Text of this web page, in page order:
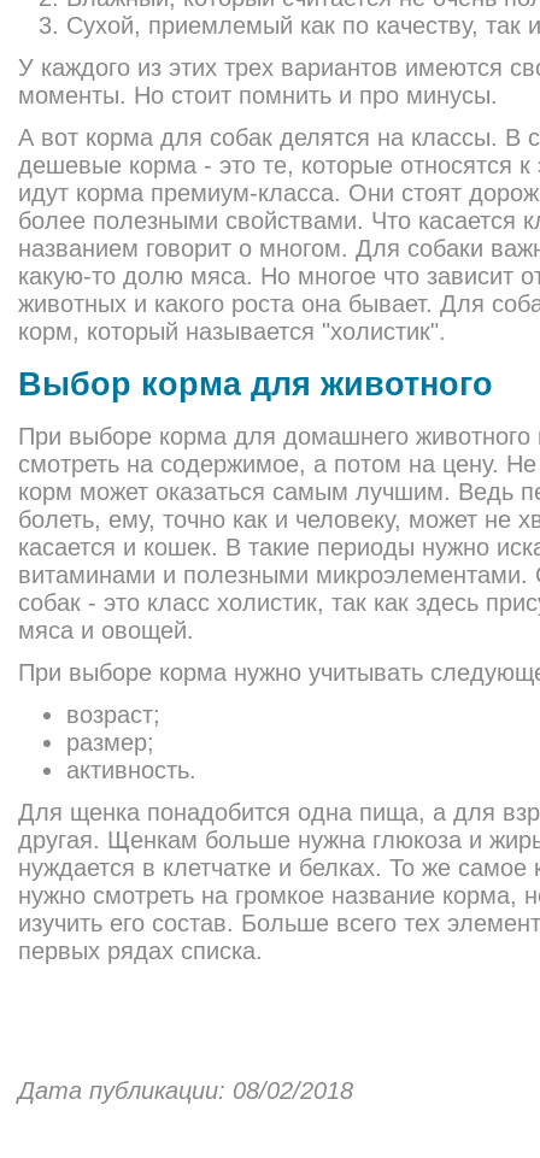
Сухой, приемлемый как по качеству, так
У каждого из этих трех вариантов имеются
моменты. Но стоит помнить и про минусы.
А вот корма для собак делятся на классы. В
дешевые корма - это те, которые относятся
идут корма премиум-класса. Они стоят
более полезными свойствами. Что касается
названием говорит о многом. Для собаки
какую-то долю мяса. Но многое что зависит
животных и какого роста она бывает. Для
корм, который называется "холистик".
Выбор корма для животного
При выборе корма для домашнего
смотреть на содержимое, а потом на цену.
корм может оказаться самым лучшим. Ведь
болеть, ему, точно как и человеку, может не
касается и кошек. В такие периоды нужно
витаминами и полезными
собак - это класс холистик, так как здесь
мяса и овощей.
При выборе корма нужно учитывать
возраст;
размер;
активность.
Для щенка понадобится одна пища, а для
другая. Щенкам больше нужна глюкоза и
нуждается в клетчатке и белках. То же самое
нужно смотреть на громкое название корма,
изучить его состав. Больше всего тех
первых рядах списка.
Дата публикации: 08/02/2018